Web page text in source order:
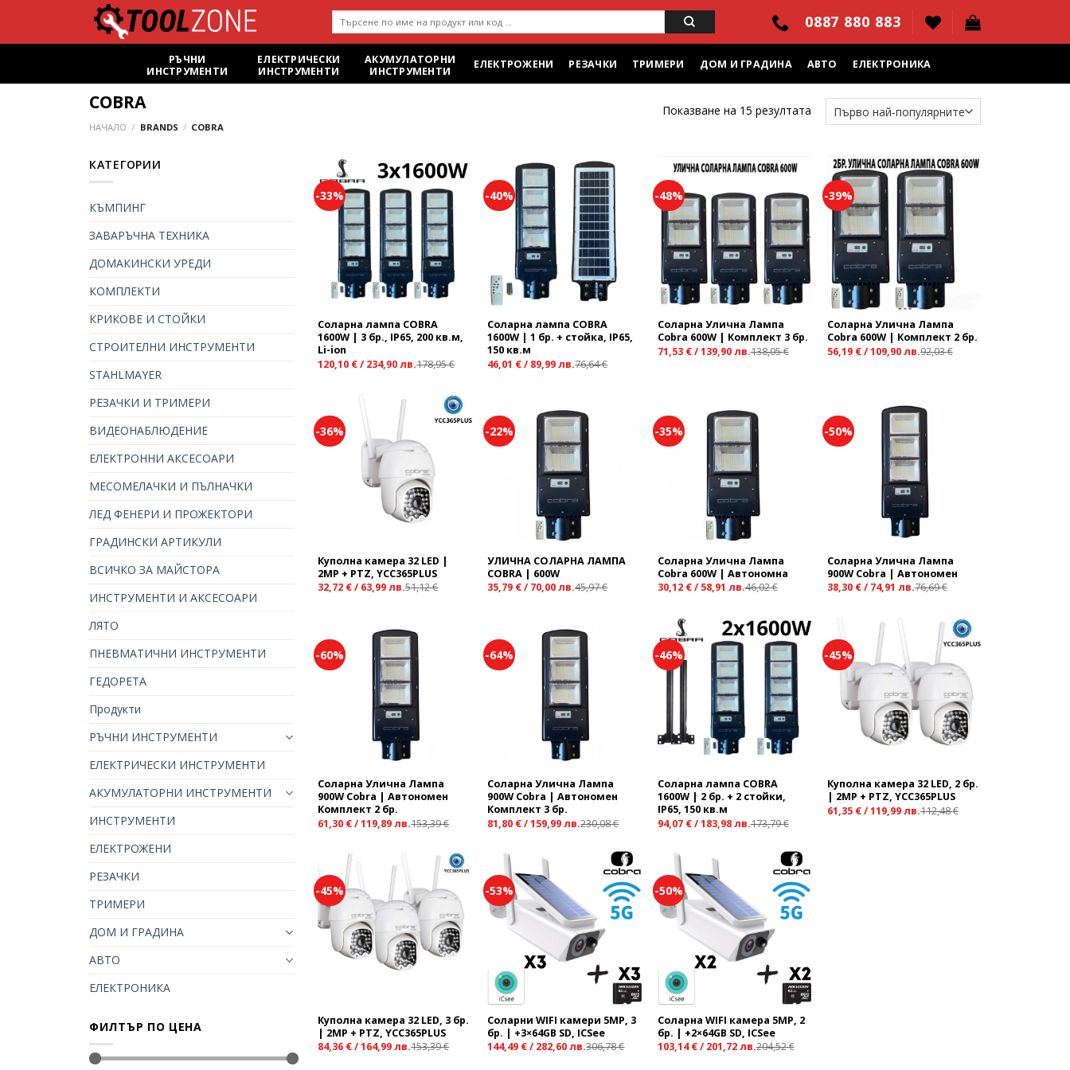
content
0887 880 883
РЪЧНИ
ИНСТРУМЕНТИ
ЕЛЕКТРИЧЕСКИ
ИНСТРУМЕНТИ
АКУМУЛАТОРНИ
ИНСТРУМЕНТИ
ЕЛЕКТРОЖЕНИ РЕЗАЧКИ ТРИМЕРИ ДОМ И ГРАДИНА АВТО ЕЛЕКТРОНИКА
COBRA
НАЧАЛО / BRANDS / COBRA
Показване на 15 резултата
КАТЕГОРИИ
КЪМПИНГ
ЗАВАРЪЧНА ТЕХНИКА
ДОМАКИНСКИ УРЕДИ
КОМПЛЕКТИ
КРИКОВЕ И СТОЙКИ
СТРОИТЕЛНИ ИНСТРУМЕНТИ
STAHLMAYER
РЕЗАЧКИ И ТРИМЕРИ
ВИДЕОНАБЛЮДЕНИЕ
ЕЛЕКТРОННИ АКСЕСОАРИ
МЕСОМЕЛАЧКИ И ПЪЛНАЧКИ
ЛЕД ФЕНЕРИ И ПРОЖЕКТОРИ
ГРАДИНСКИ АРТИКУЛИ
ВСИЧКО ЗА МАЙСТОРА
ИНСТРУМЕНТИ И АКСЕСОАРИ
ЛЯТО
ПНЕВМАТИЧНИ ИНСТРУМЕНТИ
ГЕДОРЕТА
Продукти
РЪЧНИ ИНСТРУМЕНТИ
ЕЛЕКТРИЧЕСКИ ИНСТРУМЕНТИ
АКУМУЛАТОРНИ ИНСТРУМЕНТИ
ИНСТРУМЕНТИ
ЕЛЕКТРОЖЕНИ
РЕЗАЧКИ
ТРИМЕРИ
ДОМ И ГРАДИНА
АВТО
ЕЛЕКТРОНИКА
ФИЛТЪР ПО ЦЕНА
-33%
Add to
wishlist
Соларна лампа COBRA
1600W | 3 бр., IP65, 200 кв.м,
Li-ion
120,10 €/ 234,90лв.178,95€
-40%
Add to
wishlist
Соларна лампа COBRA
1600W | 1 бр. + стойка, IP65,
150 кв.м
46,01 € / 89,99лв.76,64€
-48%
Add to
wishlist
Соларна Улична Лампа
Cobra 600W | Комплект 3 бр.
71,53 € /139,90лв.138,05€
-39%
Add to
wishlist
Соларна Улична Лампа
Cobra 600W | Комплект 2 бр.
56,19 €/109,90лв.92,03€
-36%
wishlist
Куполна камера 32 LED |
2MP + PTZ, YCC365PLUS
32,72 €/ 63,99лв.51,12€
-22%
УЛИЧНА СОЛАРНА ЛАМПА
COBRA | 600W
35,79 € / 70,00лв.45,97€
-35%
Соларна Улична Лампа
Cobra 600W | Автономна
30,12 € / 58,91 лв.46,02€
-50%
Соларна Улична Лампа
900W Cobra | Автономен
38,30 €/ 74,91 лв.76,69€
-60%
Соларна Улична Лампа
900W Cobra | Автономен
Комплект 2 бр.
61,30 €/119,89лв.153,39€
-64%
Соларна Улична Лампа
900W Cobra | Автономен
Комплект 3 бр.
81,80 € /159,99лв.230,08€
-46%
Add to
wishlist
Соларна лампа COBRA
1600W | 2 бр. + 2 стойки,
IP65, 150 кв.м
94,07 € /183,98лв.173,79€
-45%
wishlist
Куполна камера 32 LED, 2 бр.
| 2MP + PTZ, YCC365PLUS
61,35 €/119,99лв.112,48€
-45%
Add to
wishlist
Куполна камера 32 LED, 3 бр.
| 2MP + PTZ, YCC365PLUS
84,36 €/164,99лв.153,39€
-53%
Add to
wishlist
Соларни WIFI камери 5MP, 3
бр. | +3×64GB SD, ICSee
144,49 € / 282,60лв.306,78€
-50%
Add to
wishlist
Соларна WIFI камера 5MP, 2
бр. | +2×64GB SD, ICSee
103,14€ / 201,72лв.204,52€